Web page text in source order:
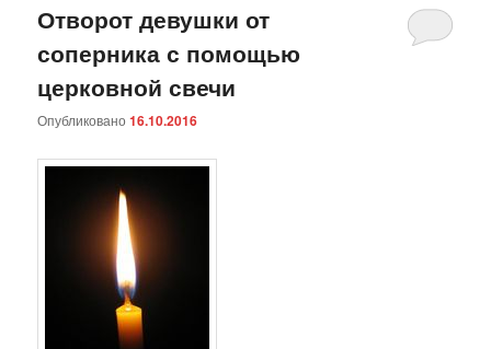
Отворот девушки от
соперника с помощью
церковной свечи
Опубликовано16.10.2016